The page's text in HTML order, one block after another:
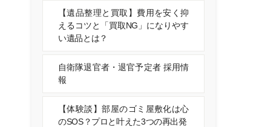
【遺品整理と買取】費用を安く抑
えるコツと「買取NG」になりやす
い遺品とは？
自衛隊退官者・退官予定者 採用情
報
【体験談】部屋のゴミ屋敷化は心
のSOS？プロと叶えた3つの再出発